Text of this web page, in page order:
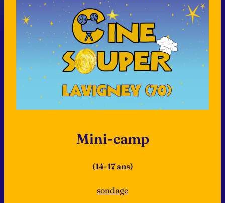
Mini-camp
(14-17 ans)
sondage